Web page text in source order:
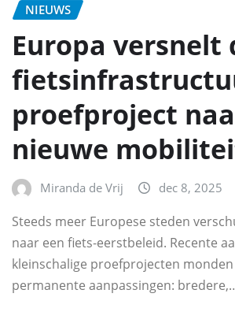
NIEUWS
Europa versnelt
proefproject
nieuwe
Miranda de Vrij dec 8, 2025
Steeds meer Europese steden
naar een fiets‑eerstbeleid. Recente
kleinschalige proefprojecten
permanente aanpassingen: